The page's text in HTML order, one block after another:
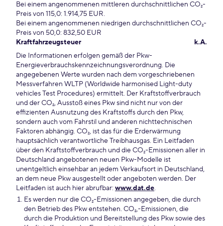
Bei einem angenommenen mittleren durchschnittlichen CO₂-
Preis von 115,0: 1.914,75 EUR.
Bei einem angenommenen niedrigen durchschnittlichen CO₂-
Preis von 50,0: 832,50 EUR
Kraftfahrzeugsteuer
k.A.
Die Informationen erfolgen gemäß der Pkw-
Energieverbrauchskennzeichnungsverordnung. Die
angegebenen Werte wurden nach dem vorgeschriebenen
Messverfahren WLTP (Worldwide harmonised Light-duty
vehicles Test Procedures) ermittelt. Der Kraftstoffverbrauch
und der CO₂, Ausstoß eines Pkw sind nicht nur von der
effizienten Ausnutzung des Kraftstoffs durch den Pkw,
sondern auch vom Fahrstil und anderen nichttechnischen
Faktoren abhängig. CO₂, ist das für die Erderwärmung
hauptsächlich verantwortliche Treibhausgas. Ein Leitfaden
über den Kraftstoffverbrauch und die CO₂-Emissionen aller in
Deutschland angebotenen neuen Pkw-Modelle ist
unentgeltlich einsehbar an jedem Verkaufsort in Deutschland,
an dem neue Pkw ausgestellt oder angeboten werden. Der
Leitfaden ist auch hier abrufbar: www.dat.de.
Es werden nur die CO₂-Emissionen angegeben, die durch
den Betrieb des Pkw entstehen. CO₂,-Emissionen, die
durch die Produktion und Bereitstellung des Pkw sowie des